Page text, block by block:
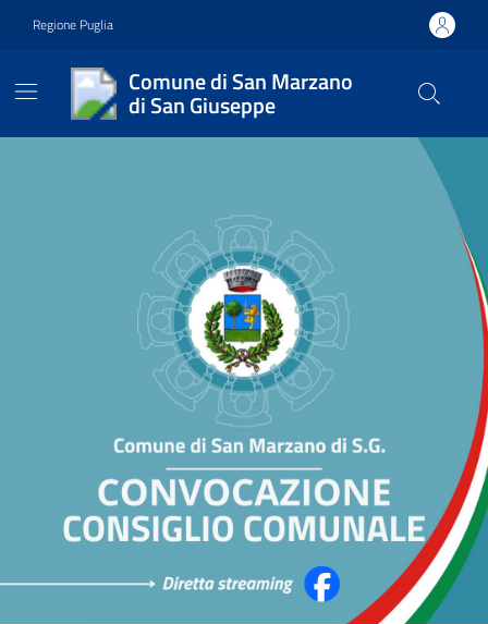
Regione Puglia
Comune di San Marzano
di San Giuseppe
Comune di San Marzano di